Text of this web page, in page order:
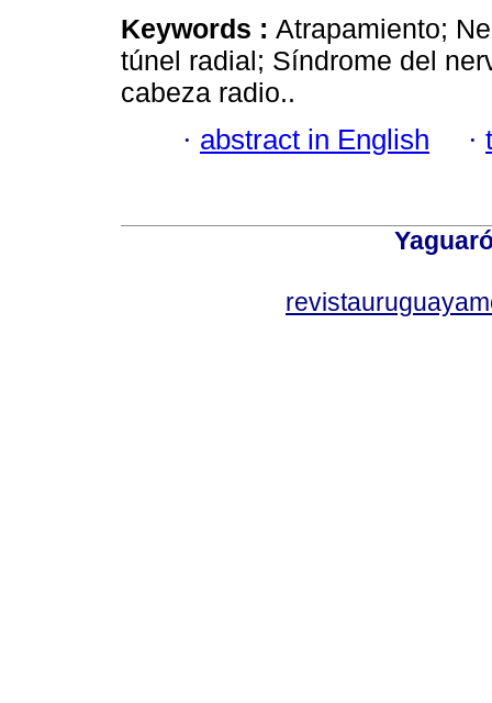
Keywords : Atrapamiento;
túnel radial; Síndrome del
cabeza radio..
· abstract in English ·